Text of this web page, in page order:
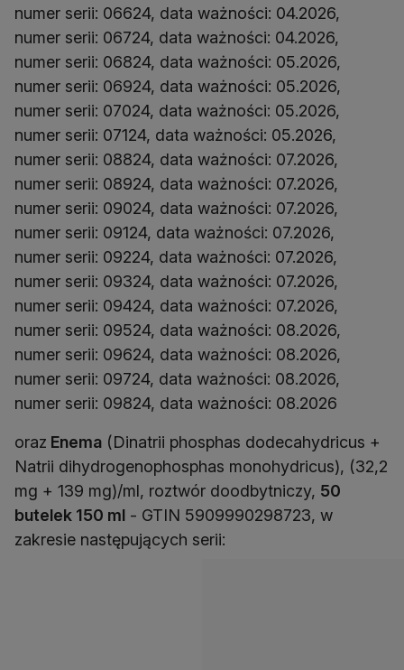
numer serii: 06624, data ważności: 04.2026,
numer serii: 06724, data ważności: 04.2026,
numer serii: 06824, data ważności: 05.2026,
numer serii: 06924, data ważności: 05.2026,
numer serii: 07024, data ważności: 05.2026,
numer serii: 07124, data ważności: 05.2026,
numer serii: 08824, data ważności: 07.2026,
numer serii: 08924, data ważności: 07.2026,
numer serii: 09024, data ważności: 07.2026,
numer serii: 09124, data ważności: 07.2026,
numer serii: 09224, data ważności: 07.2026,
numer serii: 09324, data ważności: 07.2026,
numer serii: 09424, data ważności: 07.2026,
numer serii: 09524, data ważności: 08.2026,
numer serii: 09624, data ważności: 08.2026,
numer serii: 09724, data ważności: 08.2026,
numer serii: 09824, data ważności: 08.2026
oraz Enema (Dinatrii phosphas dodecahydricus +
Natrii dihydrogenophosphas monohydricus), (32,2
mg + 139 mg)/ml, roztwór doodbytniczy, 50
butelek 150 ml - GTIN 5909990298723, w
zakresie następujących serii: